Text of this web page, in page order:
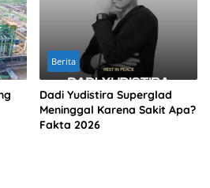
Berita
Dadi Yudistira Superglad
Meninggal Karena Sakit Apa?
Fakta 2026